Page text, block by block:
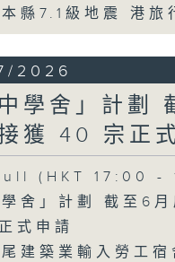
本縣7.1級地震 港旅
2026
中學舍」計劃
獲 40 宗正
(HKT 17:00 -
學舍」計劃 截至6
式申請
建築業輸入勞工宿